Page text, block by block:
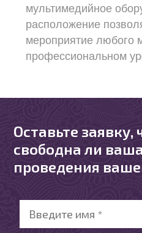
мультимедийное
расположение
мероприятие любого
профессиональном
Оставьте заявку,
свободна ли
проведения